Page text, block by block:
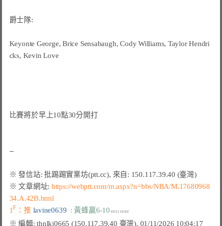
爵士隊:
Keyonte George, Brice Sensabaugh, Cody Williams, Taylor Hendri
cks, Kevin Love
比賽將於早上10點30分開打
※ 發信站: 批踢踢實業坊(ptt.cc), 來自: 150.117.39.40 (臺灣)
※ 文章網址: https://webptt.com/m.aspx?n=bbs/NBA/M.17680968
34.A.42B.html
1F ：推 lavine0639 : 黃蜂贏6-10